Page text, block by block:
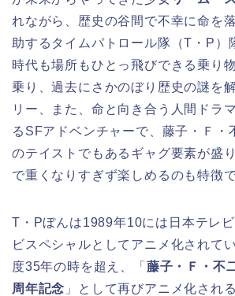
れながら、歴史の谷間で不幸に命を
助するタイムパトロール隊（T・P）
時代も場所もひとっ飛びできる乗り
乗り、過去にさかのぼり歴史の謎を
リー、また、命と向き合う人間ドラ
るSFアドベンチャーで、藤子・Ｆ・
のテイストでもあるギャグ要素が盛
で重くなりすぎず楽しめるのも特徴で
T・Pぼんは1989年10には日本テレ
ビスペシャルとしてアニメ化されて
度35年の時を超え、「 藤子・Ｆ・不
周年記念 」として再びアニメ化され